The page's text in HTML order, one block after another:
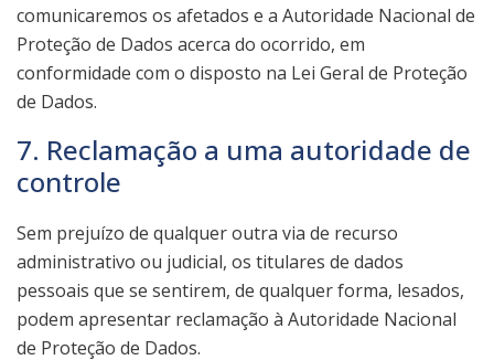
comunicaremos os afetados e a Autoridade Nacional de
Proteção de Dados acerca do ocorrido, em
conformidade com o disposto na Lei Geral de Proteção
de Dados.
7. Reclamação a uma autoridade de
controle
Sem prejuízo de qualquer outra via de recurso
administrativo ou judicial, os titulares de dados
pessoais que se sentirem, de qualquer forma, lesados,
podem apresentar reclamação à Autoridade Nacional
de Proteção de Dados.